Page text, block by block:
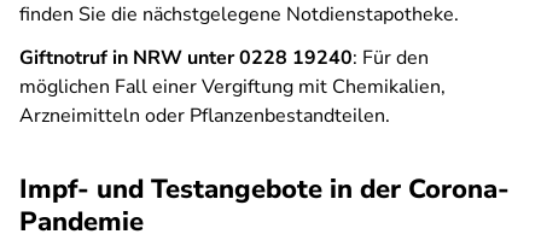
finden Sie die nächstgelegene Notdienstapotheke.
Giftnotruf in NRW unter 0228 19240: Für den
möglichen Fall einer Vergiftung mit Chemikalien,
Arzneimitteln oder Pflanzenbestandteilen.
Impf- und Testangebote in der Corona-
Pandemie